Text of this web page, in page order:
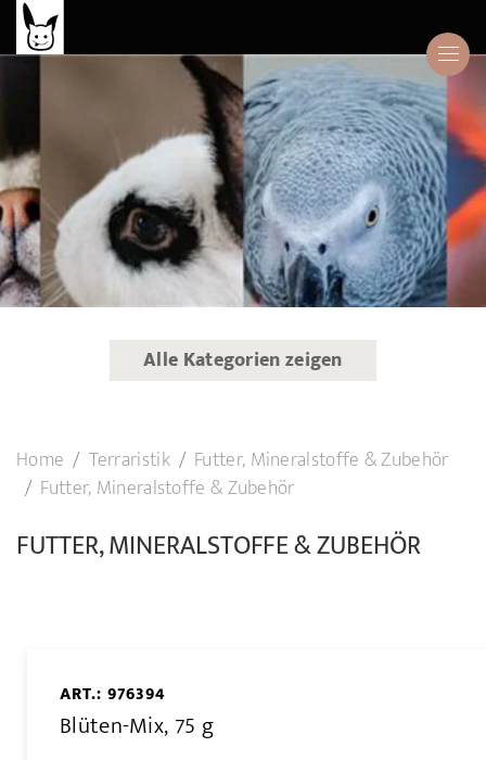
Alle Kategorien zeigen
Home Terraristik
Futter, Mineralstoffe & Zubehör
Futter, Mineralstoffe & Zubehör
FUTTER, MINERALSTOFFE & ZUBEHÖR
ART.: 976394
Blüten-Mix, 75 g